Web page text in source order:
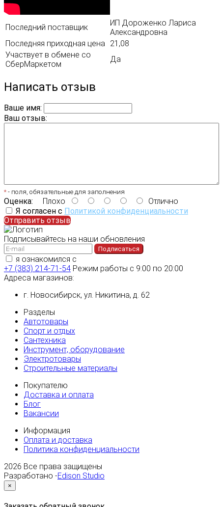
Последний поставщик
ИП Дороженко Лариса
Александровна
Последняя приходная цена
21,08
Участвует в обмене со
СберМаркетом
Да
Написать отзыв
Ваше имя:
Ваш отзыв:
* - поля, обязательные для заполнения
Оценка: Плохо
Отлично
Я согласен с Политикой конфиденциальности
Отправить отзыв
Подписывайтесь на наши обновления
Подписаться
я ознакомился с
+7 (383) 214-71-54 Режим работы с 9:00 по 20:00
Адреса магазинов:
г. Новосибирск, ул. Никитина, д. 62
Разделы
Автотовары
Спорт и отдых
Сантехника
Инструмент, оборудование
Электротовары
Строительные материалы
Покупателю
Доставка и оплата
Блог
Вакансии
Информация
Оплата и доставка
Политика конфиденциальности
2026 Все права защищены
Разработано -Edison Studio
×